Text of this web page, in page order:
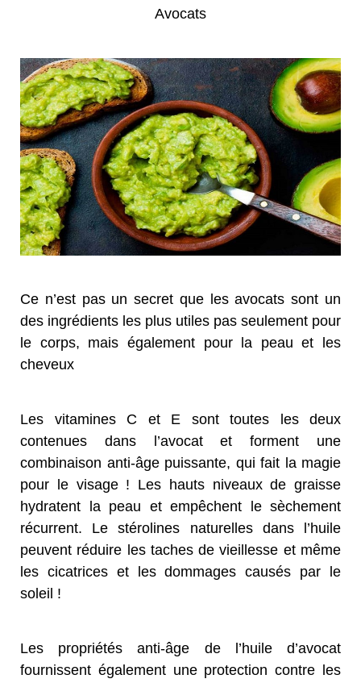
Avocats
Ce n’est pas un secret que les avocats sont un
des ingrédients les plus utiles pas seulement pour
le corps, mais également pour la peau et les
cheveux
Les vitamines C et E sont toutes les deux
contenues dans l’avocat et forment une
combinaison anti-âge puissante, qui fait la magie
pour le visage ! Les hauts niveaux de graisse
hydratent la peau et empêchent le sèchement
récurrent. Le stérolines naturelles dans l’huile
peuvent réduire les taches de vieillesse et même
les cicatrices et les dommages causés par le
soleil !
Les propriétés anti-âge de l’huile d’avocat
fournissent également une protection contre les